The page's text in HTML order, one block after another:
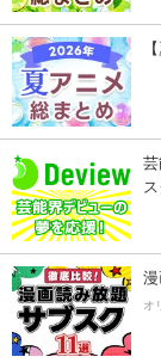
漫
オ